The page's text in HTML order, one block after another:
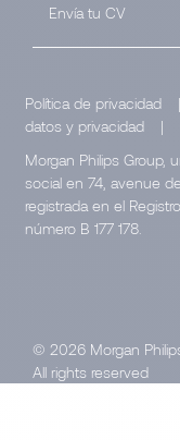
Envía tu CV
Política de privacidad |
datos y privacidad
|
Morgan Philips Group,
social en 74, avenue
registrada en el
número B 177 178.
© 2026 Morgan
All rights reserved